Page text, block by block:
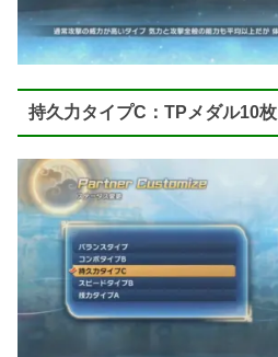
持久力タイプC：TPメダル10枚